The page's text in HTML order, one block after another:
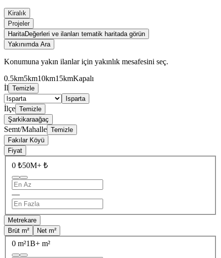
Kiralık
Projeler
HaritaDeğerleri ve ilanları tematik haritada görün
Yakınımda Ara
Konumuna yakın ilanlar için yakınlık mesafesini seç.
0.5km5km10km15kmKapalı
İl Temizle
Isparta
İlçe Temizle
Şarkikaraağaç
Semt/Mahalle Temizle
Fakılar Köyü
Fiyat
0 ₺50M+ ₺
—
Metrekare
Brüt m²
Net m²
0 m²1B+ m²